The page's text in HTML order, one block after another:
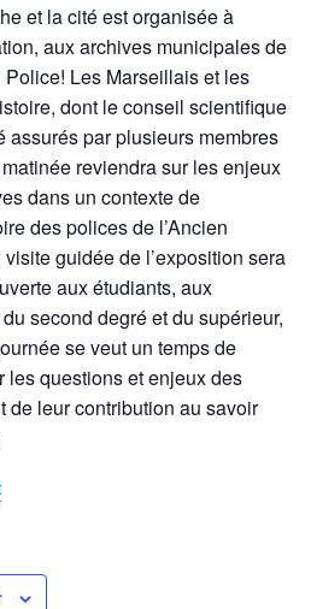
et la cité est organisée à
aux archives municipales de
Les Marseillais et les
dont le conseil scientifique
assurés par plusieurs membres
reviendra sur les enjeux
dans un contexte de
des polices de l’Ancien
guidée de l’exposition sera
aux étudiants, aux
second degré et du supérieur,
se veut un temps de
les questions et enjeux des
de leur contribution au savoir